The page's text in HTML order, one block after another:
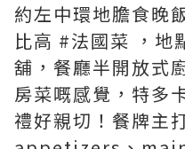
約左中環地膽食晚
比高 #法國菜 ，地
舖，餐廳半開放式
房菜嘅感覺，特多
禮好親切！餐牌主